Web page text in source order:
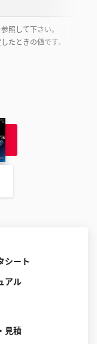
照して下さい。
たときの値です。
シート
アル
見積